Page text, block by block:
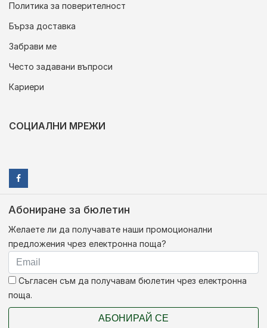
Политика за поверителност
Бърза доставка
Забрави ме
Често задавани въпроси
Кариери
СОЦИАЛНИ МРЕЖИ
Абониране за бюлетин
Желаете ли да получавате наши промоционални
предложения чрез електронна поща?
Съгласен съм да получавам бюлетин чрез електронна
поща.
АБОНИРАЙ СЕ